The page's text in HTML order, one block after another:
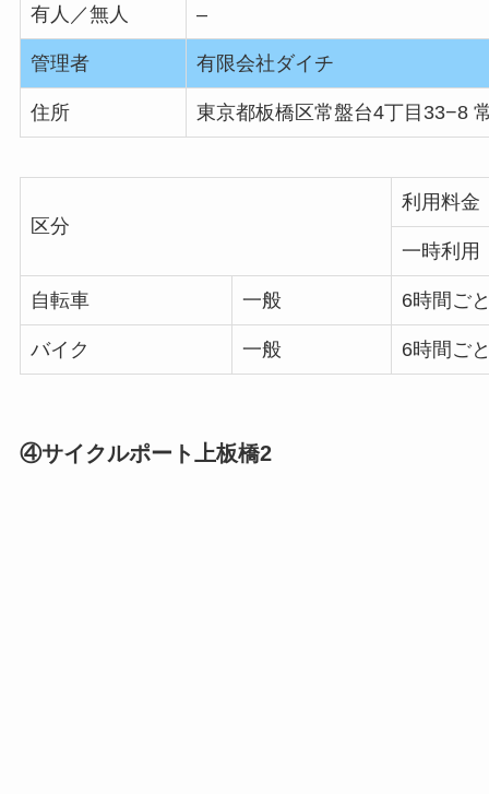
有人／無人 –
管理者 有限会社ダイチ
住所 東京都板橋区常盤台4丁目33−8
区分
利用料金
一時利用
自転車 一般 6時間ご
バイク 一般 6時間ご
④サイクルポート上板橋2